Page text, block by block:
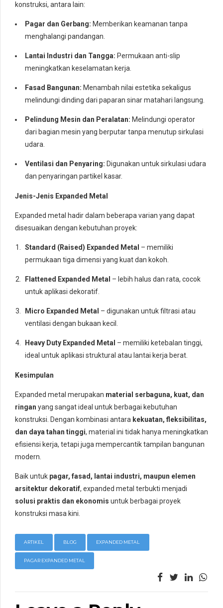
konstruksi, antara lain:
Pagar dan Gerbang: Memberikan keamanan tanpa
menghalangi pandangan.
Lantai Industri dan Tangga: Permukaan anti-slip
meningkatkan keselamatan kerja.
Fasad Bangunan: Menambah nilai estetika sekaligus
melindungi dinding dari paparan sinar matahari langsung.
Pelindung Mesin dan Peralatan: Melindungi operator
dari bagian mesin yang berputar tanpa menutup sirkulasi
udara.
Ventilasi dan Penyaring: Digunakan untuk sirkulasi udara
dan penyaringan partikel kasar.
Jenis-Jenis Expanded Metal
Expanded metal hadir dalam beberapa varian yang dapat
disesuaikan dengan kebutuhan proyek:
Standard (Raised) Expanded Metal – memiliki
permukaan tiga dimensi yang kuat dan kokoh.
Flattened Expanded Metal – lebih halus dan rata, cocok
untuk aplikasi dekoratif.
Micro Expanded Metal – digunakan untuk filtrasi atau
ventilasi dengan bukaan kecil.
Heavy Duty Expanded Metal – memiliki ketebalan tinggi,
ideal untuk aplikasi struktural atau lantai kerja berat.
Kesimpulan
Expanded metal merupakan material serbaguna, kuat, dan
ringan yang sangat ideal untuk berbagai kebutuhan
konstruksi. Dengan kombinasi antara kekuatan, fleksibilitas,
dan daya tahan tinggi, material ini tidak hanya meningkatkan
efisiensi kerja, tetapi juga mempercantik tampilan bangunan
modern.
Baik untuk pagar, fasad, lantai industri, maupun elemen
arsitektur dekoratif, expanded metal terbukti menjadi
solusi praktis dan ekonomis untuk berbagai proyek
konstruksi masa kini.
ARTIKEL BLOG EXPANDED METAL
PAGAR EXPANDED METAL